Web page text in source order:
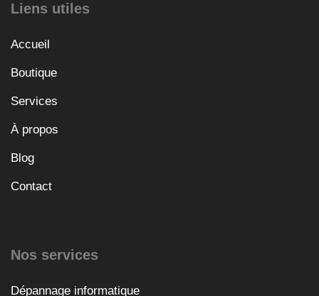
Liens utiles
Accueil
Boutique
Services
À propos
Blog
Contact
Nos services
Dépannage informatique